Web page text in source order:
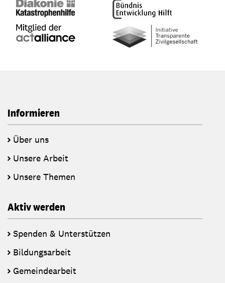
Informieren
Über uns
Unsere Arbeit
Unsere Themen
Aktiv werden
Spenden & Unterstützen
Bildungsarbeit
Gemeindearbeit